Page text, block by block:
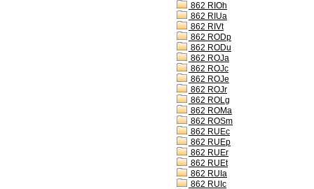
862 RIOh
862 RIUa
862 RIVt
862 RODp
862 RODu
862 ROJa
862 ROJc
862 ROJe
862 ROJr
862 ROLg
862 ROMa
862 ROSm
862 RUEc
862 RUEp
862 RUEr
862 RUEt
862 RUIa
862 RUIc